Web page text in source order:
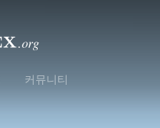
커뮤니티